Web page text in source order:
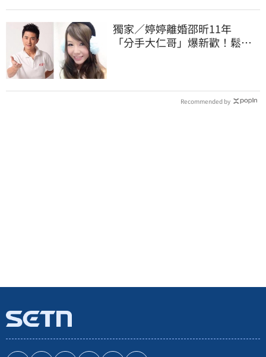
獨家／婷婷離婚邵昕11年
「分手大仁哥」爆新歡！鬆口
Recommended by